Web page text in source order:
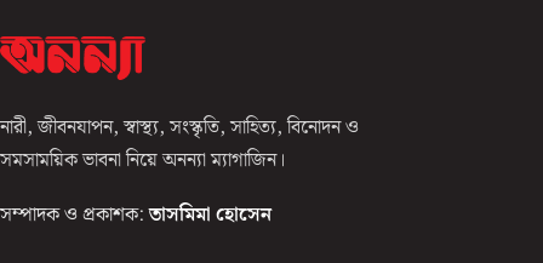
নারী, জীবনযাপন, স্বাস্থ্য, সংস্কৃতি, সাহিত্য, বিনোদন ও
সমসাময়িক ভাবনা নিয়ে অনন্যা ম্যাগাজিন।
সম্পাদক ও প্রকাশক: তাসমিমা হোসেন